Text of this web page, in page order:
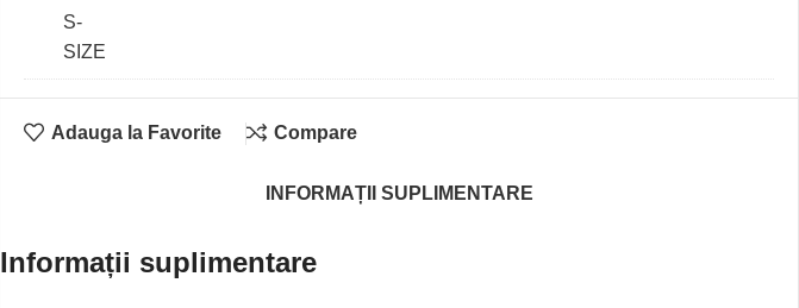
LAVOAR
EUROSMART
SIZE
Adauga la Favorite Compare
INFORMAȚII SUPLIMENTARE
Informații suplimentare